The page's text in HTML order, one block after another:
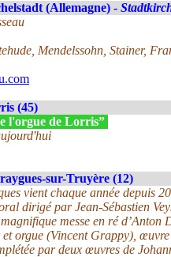
(Allemagne) -
Mendelssohn, Stainer,
(45)
l'orgue de Lorris”
sur-Truyère (12)
vient chaque année depuis
dirigé par Jean-Sébastien
messe en ré d’Anton
orgue (Vincent Grappy), œuvre
par deux œuvres de